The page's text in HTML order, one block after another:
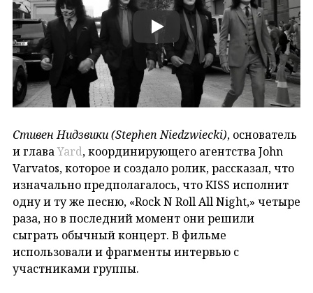
Стивен Нидзвики (Stephen Niedzwiecki), основатель
и глава Yard, координирующего агентства John
Varvatos, которое и создало ролик, рассказал, что
изначально предполагалось, что KISS исполнит
одну и ту же песню, «Rock N Roll All Night,» четыре
раза, но в последний момент они решили
сыграть обычный концерт. В фильме
использовали и фрагменты интервью с
участниками группы.